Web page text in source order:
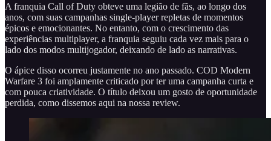
A franquia Call of Duty obteve uma legião de fãs, ao longo dos
anos, com suas campanhas single-player repletas de momentos
épicos e emocionantes. No entanto, com o crescimento das
experiências multiplayer, a franquia seguiu cada vez mais para o
lado dos modos multijogador, deixando de lado as narrativas.
O ápice disso ocorreu justamente no ano passado. COD Modern
Warfare 3 foi amplamente criticado por ter uma campanha curta e
com pouca criatividade. O título deixou um gosto de oportunidade
perdida, como dissemos aqui na nossa review.